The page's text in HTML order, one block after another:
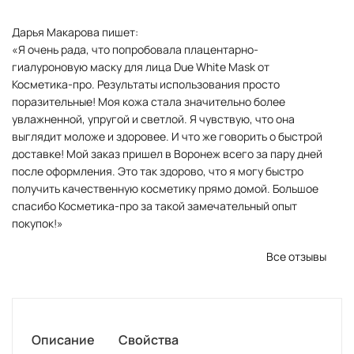
Дарья Макарова пишет:
«Я очень рада, что попробовала плацентарно-
гиалуроновую маску для лица Due White Mask от
Косметика-про. Результаты использования просто
поразительные! Моя кожа стала значительно более
увлажненной, упругой и светлой. Я чувствую, что она
выглядит моложе и здоровее. И что же говорить о быстрой
доставке! Мой заказ пришел в Воронеж всего за пару дней
после оформления. Это так здорово, что я могу быстро
получить качественную косметику прямо домой. Большое
спасибо Косметика-про за такой замечательный опыт
покупок!»
Все отзывы
Описание Свойства